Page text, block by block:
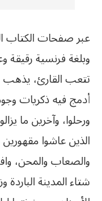
عبر صفحات الكتاب
وبلغة فرنسية رقيقة
تتعب القارئ،
أدمج فيه ذكريات
ورحلوا، وآخرين ما
الذين عاشوا
والصعاب والمحن،
شتاء المدينة